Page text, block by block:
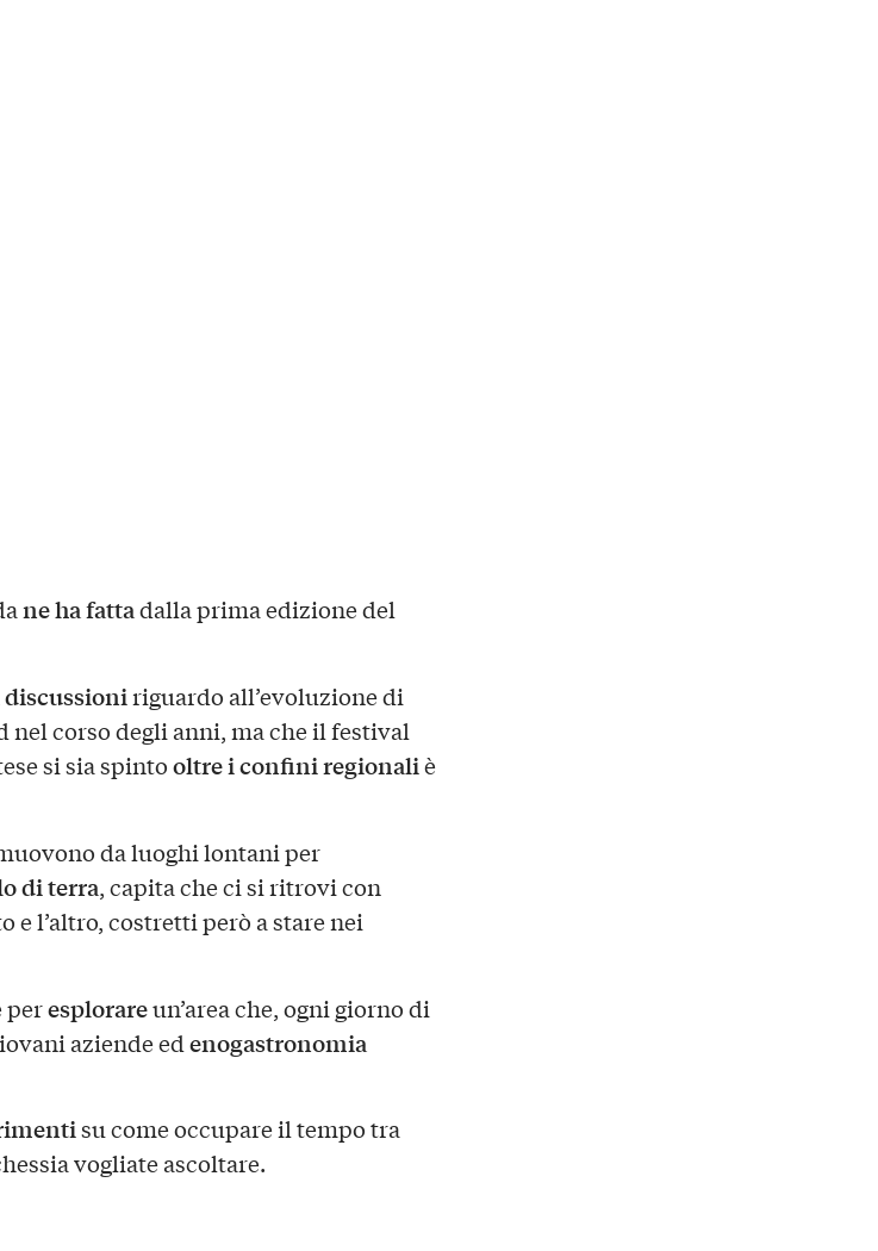
ne ha fattadalla prima edizione del
discussioniriguardo all’evoluzione di
nel corso degli anni, ma che il festival
si sia spintooltre i confini regionaliè
da luoghi lontani per
di terra, capita che ci si ritrovi con
e l’altro, costretti però a stare nei
peresplorareun’area che, ogni giorno di
aziende ed enogastronomia
su come occupare il tempo tra
vogliate ascoltare.